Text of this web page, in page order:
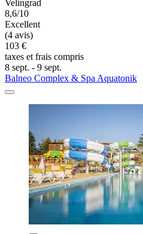
Velingrad
8,6/10
Excellent
(4 avis)
103 €
taxes et frais compris
8 sept. - 9 sept.
Balneo Complex & Spa Aquatonik